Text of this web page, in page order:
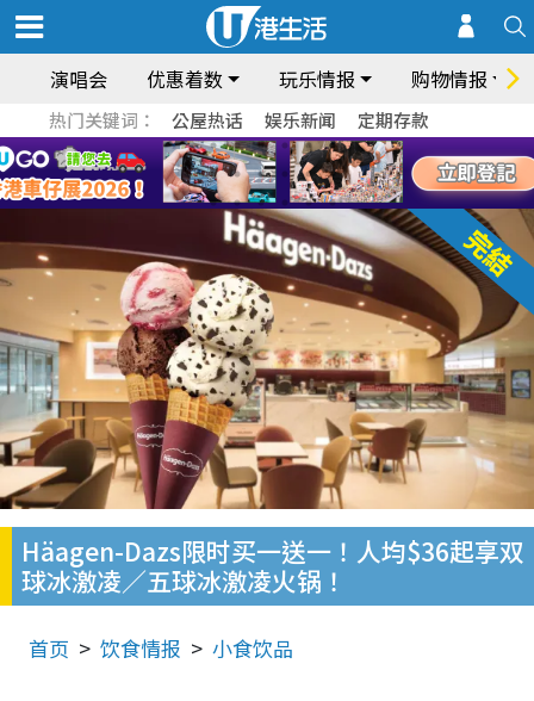
演唱会 优惠着数 玩乐情报 购物情报
热门关键词： 公屋热话 娱乐新闻 定期存款
Häagen-Dazs限时买一送一！人均$36起享双
球冰激凌／五球冰激凌火锅！
首页 饮食情报 小食饮品